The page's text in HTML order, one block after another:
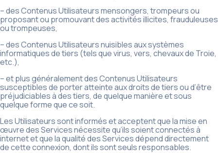
– des Contenus Utilisateurs mensongers, trompeurs ou
proposant ou promouvant des activités illicites, frauduleuses
ou trompeuses,
– des Contenus Utilisateurs nuisibles aux systèmes
informatiques de tiers (tels que virus, vers, chevaux de Troie,
etc.),
– et plus généralement des Contenus Utilisateurs
susceptibles de porter atteinte aux droits de tiers ou d’être
préjudiciables à des tiers, de quelque manière et sous
quelque forme que ce soit.
Les Utilisateurs sont informés et acceptent que la mise en
œuvre des Services nécessite qu’ils soient connectés à
internet et que la qualité des Services dépend directement
de cette connexion, dont ils sont seuls responsables.